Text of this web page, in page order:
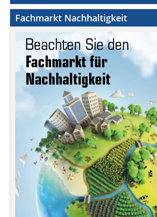
Fachmarkt Nachhaltigkeit